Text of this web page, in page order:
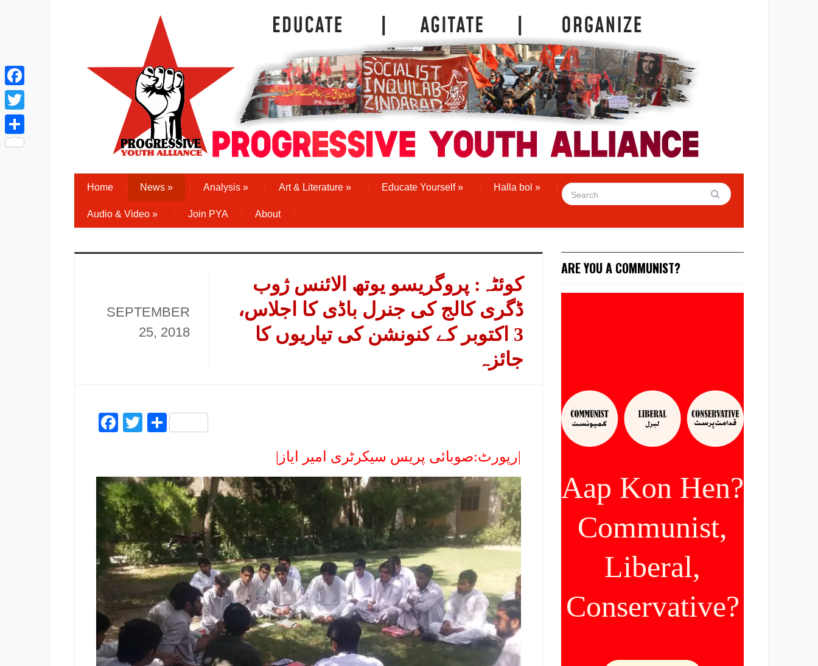
Home News » Analysis » Art & Literature » Educate Yourself» Halla bol »
Audio & Video » Join PYA About
SEPTEMBER
25, 2018
کوئٹہ: پروگریسو یوتھ الائنس ژوب
ڈگری کالج کی جنرل باڈی کا اجلاس،
3 اکتوبر کے کنونشن کی تیاریوں کا
جائزہ
Facebook
Twitter
Share
|رپورٹ:صوبائی پریس سیکرٹری امیر ایاز|
ARE YOU A COMMUNIST?
Facebook
Twitter
Share